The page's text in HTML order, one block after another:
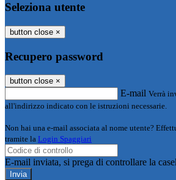
Seleziona utente
button close ×
Recupero password
button close ×
E-mail Verrà
all'indirizzo indicato con le istruzioni necessarie.
Non hai una e-mail associata al nome utente?
tramite la Login Spaggiari
E-mail inviata, si prega di controllare la